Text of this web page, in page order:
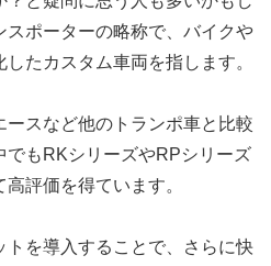
スポーターの略称で、バイクや
たカスタム車両を指します。
ースなど他のトランポ車と比較
でもRKシリーズやRPシリーズ
評価を得ています。
トを導入することで、さらに快